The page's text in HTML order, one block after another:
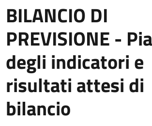
BILANCIO DI
PREVISIONE -
degli indicatori e
risultati attesi di
bilancio